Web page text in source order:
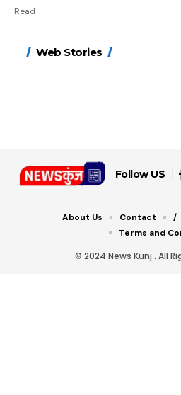
Read
Web Stories
15 नवंबर से लागू होंगे
FASTag के ये नए नियम,
मोटापे को कम करने के लिए
Follow US
© 2024 News Kunj . All
About Us Contact /
Terms and